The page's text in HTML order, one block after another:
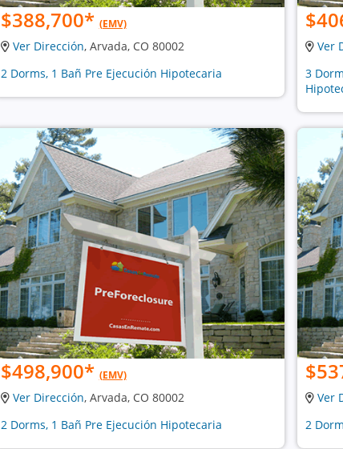
$388,700* (EMV)
Ver Dirección, Arvada, CO 80002
2 Dorms, 1 Bañ Pre Ejecución Hipotecaria
Ver
3
$498,900* (EMV)
Ver Dirección, Arvada, CO 80002
2 Dorms, 1 Bañ Pre Ejecución Hipotecaria
Ver
2